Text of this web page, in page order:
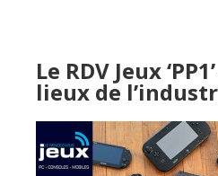
Le RDV Jeux
lieux de